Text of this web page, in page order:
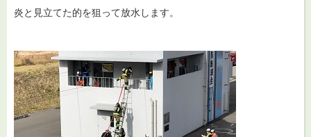
炎と見立てた的を狙って放水します。